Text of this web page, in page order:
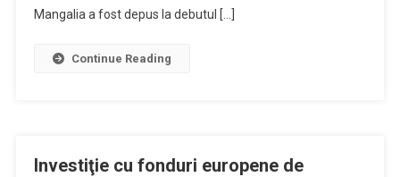
Mangalia a fost depus la debutul […]
Continue Reading
Investiţie cu fonduri europene de